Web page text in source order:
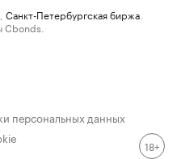
Санкт-Петербургская биржа
Cbonds.
персональных данных
18+